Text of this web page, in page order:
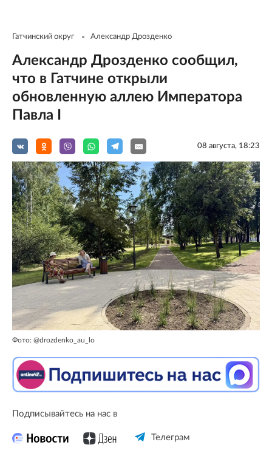
Гатчинский округ Александр Дрозденко
Александр Дрозденко сообщил,
что в Гатчине открыли
обновленную аллею Императора
Павла I
08 августа, 18:23
Фото: @drozdenko_au_lo
Подписывайтесь на нас в
Телеграм